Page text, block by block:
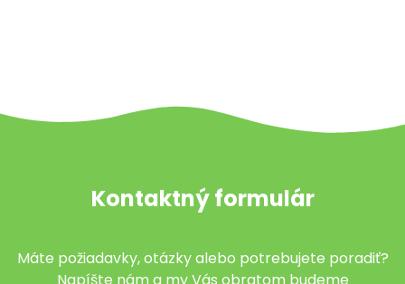
Kontaktný formulár
Máte požiadavky, otázky alebo potrebujete poradiť?